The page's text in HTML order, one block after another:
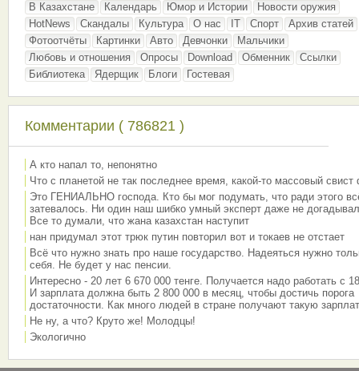
В Казахстане
Календарь Юмор и Истории
Новости оружия
HotNews
Скандалы Культура О нас IT Спорт
Архив статей
Фотоотчёты
Картинки Авто Девчонки
Мальчики
Любовь и отношения
Опросы Download Обменник
Ссылки
Библиотека
Ядерщик Блоги Гостевая
Комментарии ( 786821 )
А кто напал то, непонятно
Что с планетой не так последнее время, какой-то массовый свист
Это ГЕНИАЛЬНО господа. Кто бы мог подумать, что ради этого
затевалось. Ни один наш шибко умный эксперт даже не
Все то думали, что жана казахстан наступит
нан придумал этот трюк путин повторил вот и токаев не отстает
Всё что нужно знать про наше государство. Надеяться нужно
себя. Не будет у нас пенсии.
Интересно - 20 лет 6 670 000 тенге. Получается надо работать с
И зарплата должна быть 2 800 000 в месяц, чтобы достичь порога
достаточности. Как много людей в стране получают такую
Не ну, а что? Круто же! Молодцы!
Экологично